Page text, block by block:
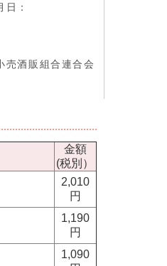
：
売酒販組合連合会
金額
(税別）
2,010
円
1,190
円
1,090